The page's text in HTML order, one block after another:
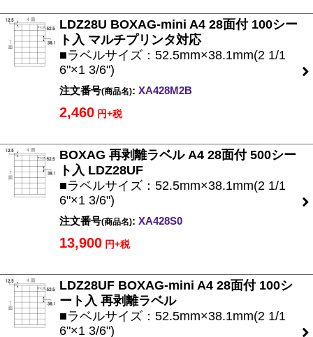
LDZ28U BOXAG-mini A4 28面付 100シー
ト入 マルチプリンタ対応
■ラベルサイズ：52.5mm×38.1mm(2 1/1
6"×1 3/6")
注文番号(商品名): XA428M2B
2,460 円+税
BOXAG 再剥離ラベル A4 28面付 500シー
ト入 LDZ28UF
■ラベルサイズ：52.5mm×38.1mm(2 1/1
6"×1 3/6")
注文番号(商品名): XA428S0
13,900 円+税
LDZ28UF BOXAG-mini A4 28面付 100シ
ート入 再剥離ラベル
■ラベルサイズ：52.5mm×38.1mm(2 1/1
6"×1 3/6")